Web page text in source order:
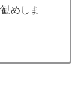
めしま